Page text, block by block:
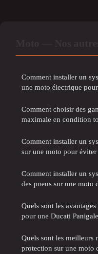
Comment installer un
une moto électrique
Comment choisir des
maximale en condition
Comment installer un
sur une moto pour
Comment installer un
des pneus sur une moto
Quels sont les
pour une Ducati
Quels sont les meilleurs
protection sur une moto